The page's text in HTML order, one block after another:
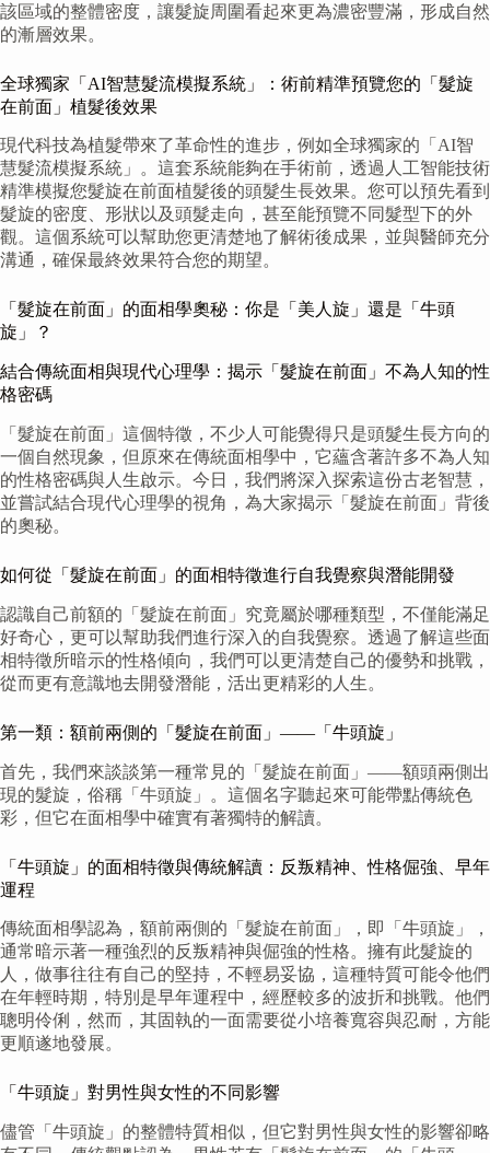
該區域的整體密度，讓髮旋周圍看起來更為濃密豐滿，形成自然
的漸層效果。
全球獨家「AI智慧髮流模擬系統」：術前精準預覽您的「髮旋
在前面」植髮後效果
現代科技為植髮帶來了革命性的進步，例如全球獨家的「AI智
慧髮流模擬系統」。這套系統能夠在手術前，透過人工智能技術
精準模擬您髮旋在前面植髮後的頭髮生長效果。您可以預先看到
髮旋的密度、形狀以及頭髮走向，甚至能預覽不同髮型下的外
觀。這個系統可以幫助您更清楚地了解術後成果，並與醫師充分
溝通，確保最終效果符合您的期望。
「髮旋在前面」的面相學奧秘：你是「美人旋」還是「牛頭
旋」？
結合傳統面相與現代心理學：揭示「髮旋在前面」不為人知的性
格密碼
「髮旋在前面」這個特徵，不少人可能覺得只是頭髮生長方向的
一個自然現象，但原來在傳統面相學中，它蘊含著許多不為人知
的性格密碼與人生啟示。今日，我們將深入探索這份古老智慧，
並嘗試結合現代心理學的視角，為大家揭示「髮旋在前面」背後
的奧秘。
如何從「髮旋在前面」的面相特徵進行自我覺察與潛能開發
認識自己前額的「髮旋在前面」究竟屬於哪種類型，不僅能滿足
好奇心，更可以幫助我們進行深入的自我覺察。透過了解這些面
相特徵所暗示的性格傾向，我們可以更清楚自己的優勢和挑戰，
從而更有意識地去開發潛能，活出更精彩的人生。
第一類：額前兩側的「髮旋在前面」——「牛頭旋」
首先，我們來談談第一種常見的「髮旋在前面」——額頭兩側出
現的髮旋，俗稱「牛頭旋」。這個名字聽起來可能帶點傳統色
彩，但它在面相學中確實有著獨特的解讀。
「牛頭旋」的面相特徵與傳統解讀：反叛精神、性格倔強、早年
運程
傳統面相學認為，額前兩側的「髮旋在前面」，即「牛頭旋」，
通常暗示著一種強烈的反叛精神與倔強的性格。擁有此髮旋的
人，做事往往有自己的堅持，不輕易妥協，這種特質可能令他們
在年輕時期，特別是早年運程中，經歷較多的波折和挑戰。他們
聰明伶俐，然而，其固執的一面需要從小培養寬容與忍耐，方能
更順遂地發展。
「牛頭旋」對男性與女性的不同影響
儘管「牛頭旋」的整體特質相似，但它對男性與女性的影響卻略